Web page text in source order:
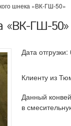
шнека «ВК-ГШ-50»
«ВК-ГШ-50»
Дата
Клиенту из
Данный
в